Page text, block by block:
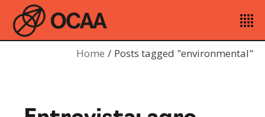
Home Posts tagged "environmental"